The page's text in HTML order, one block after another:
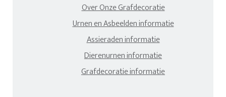
Over Onze Grafdecoratie
Urnen en Asbeelden informatie
Assieraden informatie
Dierenurnen informatie
Grafdecoratie informatie